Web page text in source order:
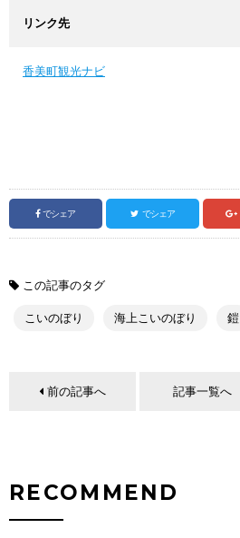
リンク先
香美町観光ナビ
でシェア でシェア
この記事のタグ
こいのぼり 海上こいのぼり 鎧
前の記事へ 記事一覧へ
RECOMMEND